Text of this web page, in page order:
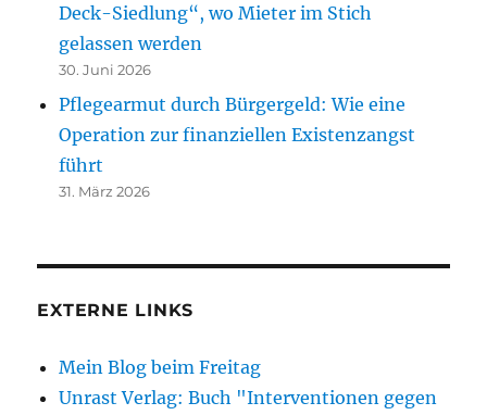
Deck-Siedlung“, wo Mieter im Stich
gelassen werden
30. Juni 2026
Pflegearmut durch Bürgergeld: Wie eine
Operation zur finanziellen Existenzangst
führt
31. März 2026
EXTERNE LINKS
Mein Blog beim Freitag
Unrast Verlag: Buch "Interventionen gegen